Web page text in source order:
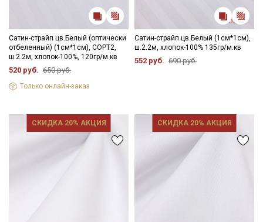
Сатин-страйп цв.Белый (оптически
отбеленный) (1см*1см), СОРТ2,
ш.2.2м, хлопок-100%, 120гр/м.кв
520 руб. 650 руб.
Только онлайн-заказ
Сатин-страйп цв.Белый (1см*1см),
ш.2.2м, хлопок-100% 135гр/м.кв
552 руб. 690 руб.
СКИДКА 20% АКЦИЯ СКИДКА 20% АКЦИЯ